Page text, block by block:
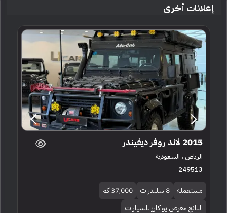
إعلانات أخرى
2015 لاند روفر ديفيندر
الرياض ، السعودية
249513
مستعملة 8 سلندرات
37,000 كم
البائع معرض يو كارز للسيارات